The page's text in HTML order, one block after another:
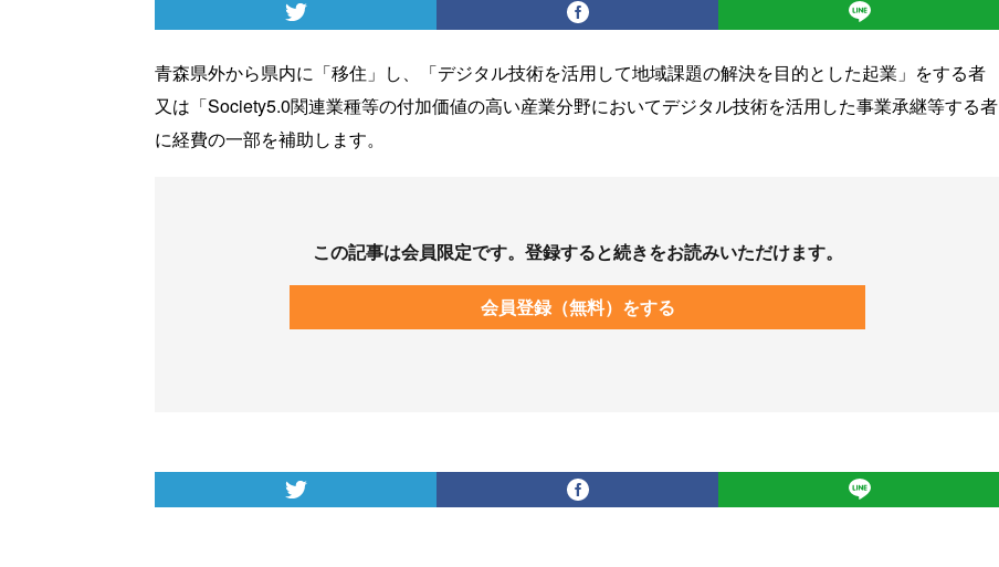
青森県外から県内に「移住」し、「デジタル技術を活用して地域課題の解決を目的とした起業」をする者
又は「Society5.0関連業種等の付加価値の高い産業分野においてデジタル技術を活用した事業承継等する者
に経費の一部を補助します。
この記事は会員限定です。登録すると続きをお読みいただけます。
会員登録（無料）をする